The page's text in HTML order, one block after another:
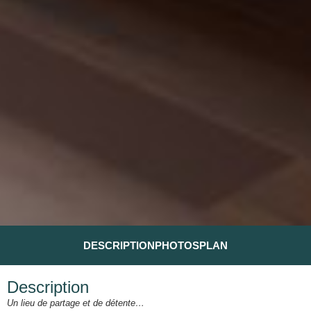
DESCRIPTIONPHOTOSPLAN
Description
Un lieu de partage et de détente…